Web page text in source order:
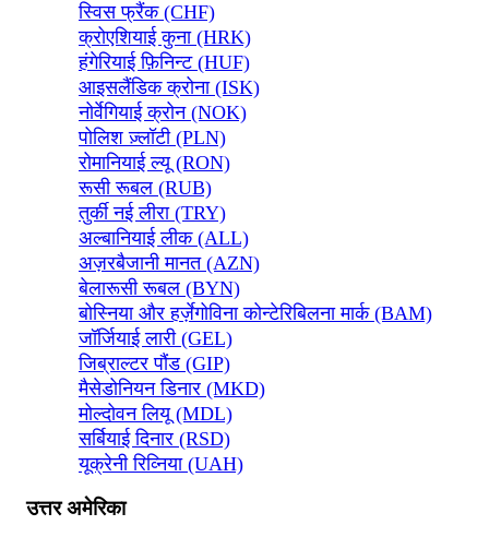
स्विस फ्रैंक (CHF)
क्रोएशियाई कुना (HRK)
हंगेरियाई फ़िनिन्ट (HUF)
आइसलैंडिक क्रोना (ISK)
नोर्वेगियाई क्रोन (NOK)
पोलिश ज़्लॉटी (PLN)
रोमानियाई ल्यू (RON)
रूसी रूबल (RUB)
तुर्की नई लीरा (TRY)
अल्बानियाई लीक (ALL)
अज़रबैजानी मानत (AZN)
बेलारूसी रूबल (BYN)
बोस्निया और हर्ज़ेगोविना कोन्टेरिबिलना मार्क (BAM)
जॉर्जियाई लारी (GEL)
जिब्राल्टर पौंड (GIP)
मैसेडोनियन डिनार (MKD)
मोल्दोवन लियू (MDL)
सर्बियाई दिनार (RSD)
यूक्रेनी रिव्निया (UAH)
उत्तर अमेरिका